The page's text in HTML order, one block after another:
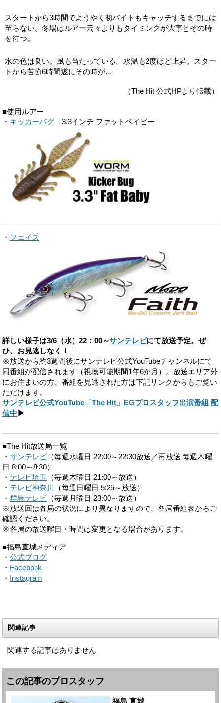
スタートから3時間でようやく初バイトもキャッチするまでには
至らない。冬場はルアー云々よりもタイミングが大事とその時
を待つ。
水の色は良い。風も当たっている。水温も2度ほど上昇。スター
トから苦節6時間遂にその時が…
（The Hit 公式HPより転載）
■使用ルアー
・ キッカーバグ 3.3インチ ファットベイビー
・ フェイス
詳しい様子は3/6（水）22：00～サンテレビにて放送予定。ぜ
ひ、お見逃しなく！
※放送から約3週間後にサンテレビ公式YouTubeチャンネルにて
同番組が配信されます（視聴可能期間1年6か月）。放送エリア外
にお住まいの方、番組を見逃された方は下記リンクからもご覧い
ただけます。
サンテレビ公式YouTube「The Hit」EGプロスタッフ出演番組 配
信中 ▶
■The Hit放送局一覧
・ サンテレビ （毎週水曜日 22:00～22:30放送／再放送 毎週木曜
日 8:00～8:30）
・ テレビ埼玉
（毎週木曜日 21:00～放送）
・ テレビ神奈川
（毎週日曜日 5:25～放送）
・ 群馬テレビ （毎週月曜日 23:00～放送）
※放送回は各局の状況により異なりますので、各局番組表からご
確認ください。
※各局の放送曜日・時間は変更となる場合があります。
■福島直城メディア
・ 公式ブログ
・ Facebook
・
Instagram
関連記事
関連する記事はありません
この記事のプロスタッフ
福島 直城